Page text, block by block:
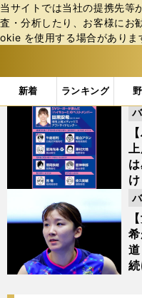
当サイトでは当社の提携先等
査・分析したり、お客様にお
okie を使⽤する場合がありま
新着 ランキング
b
ス
バ
「#目黒安希」の最